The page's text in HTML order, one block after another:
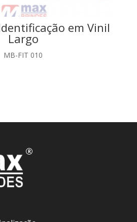
em Vinil
Largo
MB-FIT 010